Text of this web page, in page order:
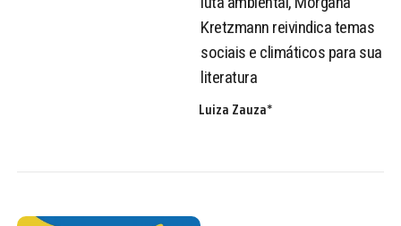
Kretzmann reivindica temas
sociais e climáticos para sua
literatura
Luiza Zauza*